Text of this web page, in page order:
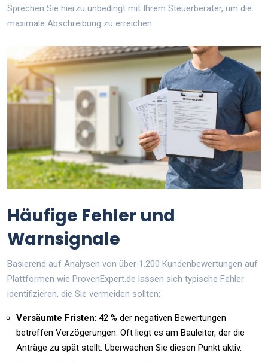
Sprechen Sie hierzu unbedingt mit Ihrem Steuerberater, um die
maximale Abschreibung zu erreichen.
Häufige Fehler und
Warnsignale
Basierend auf Analysen von über 1.200 Kundenbewertungen auf
Plattformen wie ProvenExpert.de lassen sich typische Fehler
identifizieren, die Sie vermeiden sollten:
Versäumte Fristen: 42 % der negativen Bewertungen
betreffen Verzögerungen. Oft liegt es am Bauleiter, der die
Anträge zu spät stellt. Überwachen Sie diesen Punkt aktiv.